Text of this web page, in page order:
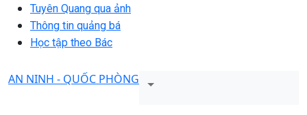
Tuyên Quang qua ảnh
Thông tin quảng bá
Học tập theo Bác
AN NINH - QUỐC PHÒNG